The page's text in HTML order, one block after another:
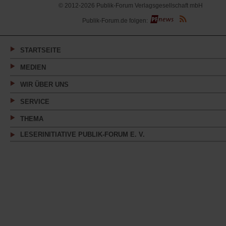
© 2012-2026 Publik-Forum Verlagsgesellschaft mbH
(Öffnet
in
neuen
Publik-Forum.de folgen:
STARTSEITE
MEDIEN
WIR ÜBER UNS
SERVICE
THEMA
LESERINITIATIVE PUBLIK-FORUM E. V.